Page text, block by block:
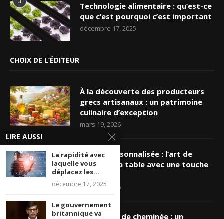
Technologie alimentaire : qu’est-ce
que c’est pourquoi c’est important
décembre 17, 2025
CHOIX DE L’ÉDITEUR
À la découverte des producteurs
grecs artisanaux : un patrimoine
culinaire d’exception
mars 19, 2026
Nappe personnalisée : l’art de
sublimer sa table avec une touche
unique
mars 16, 2026
Ramonage de cheminée : un
LIRE AUSSI
La rapidité avec
laquelle vous
déplacez les...
décembre 17, 2025
Le gouvernement
britannique va